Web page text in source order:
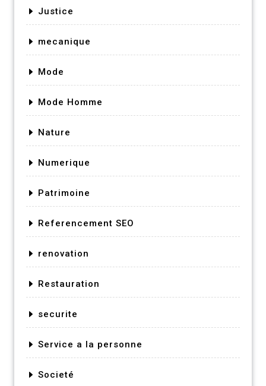
Justice
mecanique
Mode
Mode Homme
Nature
Numerique
Patrimoine
Referencement SEO
renovation
Restauration
securite
Service a la personne
Societé